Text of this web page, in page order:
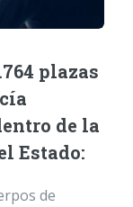
plazas
de la
Estado:
de